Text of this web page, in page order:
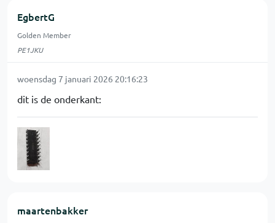
EgbertG
Golden Member
PE1JKU
woensdag 7 januari 2026 20:16:23
dit is de onderkant:
maartenbakker